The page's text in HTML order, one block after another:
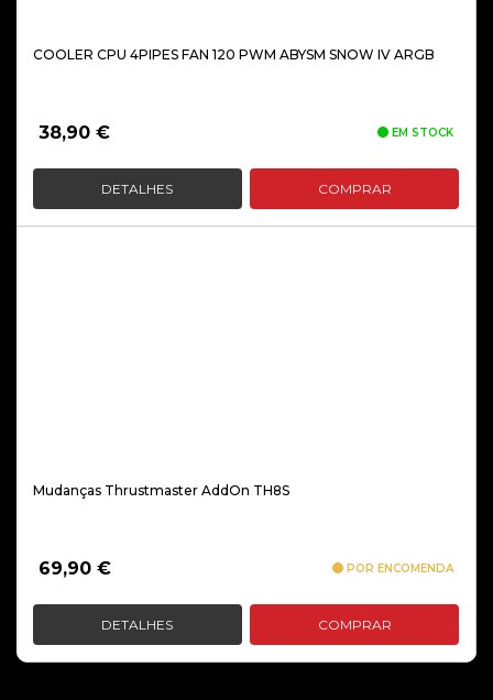
COOLER CPU 4PIPES FAN 120 PWM ABYSM SNOW IV ARGB
38,90 € EM STOCK
DETALHES COMPRAR
Mudanças Thrustmaster AddOn TH8S
69,90 € POR ENCOMENDA
DETALHES COMPRAR